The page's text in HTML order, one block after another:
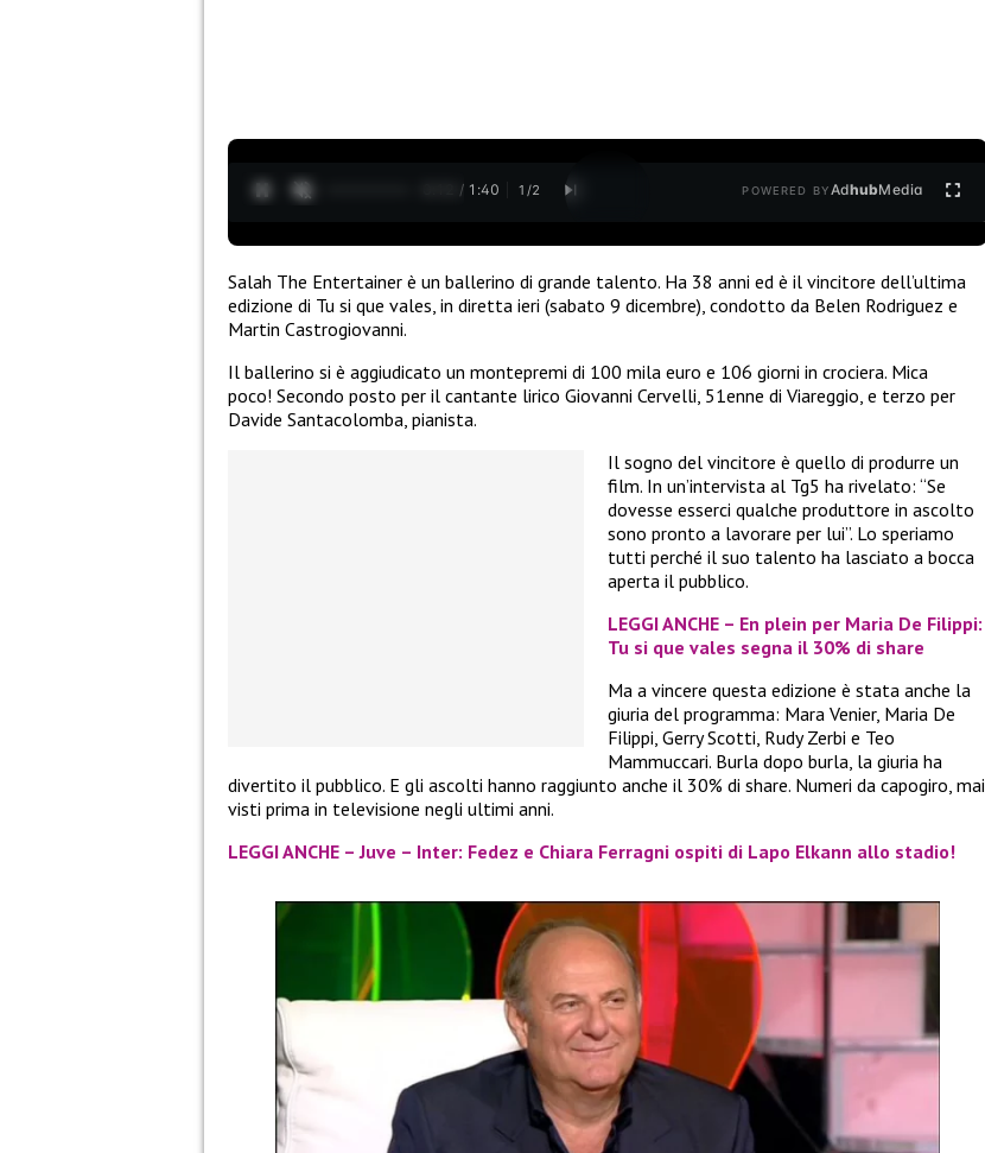
0:13 / 1:40 1 /2 POWERED BYAdhubMedia
Salah The Entertainer è un ballerino di grande talento. Ha 38 anni ed è il vincitore dell’ultima
edizione di Tu si que vales, in diretta ieri (sabato 9 dicembre), condotto da Belen Rodriguez e
Martin Castrogiovanni.
Il ballerino si è aggiudicato un montepremi di 100 mila euro e 106 giorni in crociera. Mica
poco! Secondo posto per il cantante lirico Giovanni Cervelli, 51enne di Viareggio, e terzo per
Davide Santacolomba, pianista.
Il sogno del vincitore è quello di produrre un
film. In un’intervista al Tg5 ha rivelato: “Se
dovesse esserci qualche produttore in ascolto
sono pronto a lavorare per lui”. Lo speriamo
tutti perché il suo talento ha lasciato a bocca
aperta il pubblico.
LEGGI ANCHE – En plein per Maria De Filippi:
Tu si que vales segna il 30% di share
Ma a vincere questa edizione è stata anche la
giuria del programma: Mara Venier, Maria De
Filippi, Gerry Scotti, Rudy Zerbi e Teo
Mammuccari. Burla dopo burla, la giuria ha
divertito il pubblico. E gli ascolti hanno raggiunto anche il 30% di share. Numeri da capogiro, mai
visti prima in televisione negli ultimi anni.
LEGGI ANCHE – Juve – Inter: Fedez e Chiara Ferragni ospiti di Lapo Elkann allo stadio!